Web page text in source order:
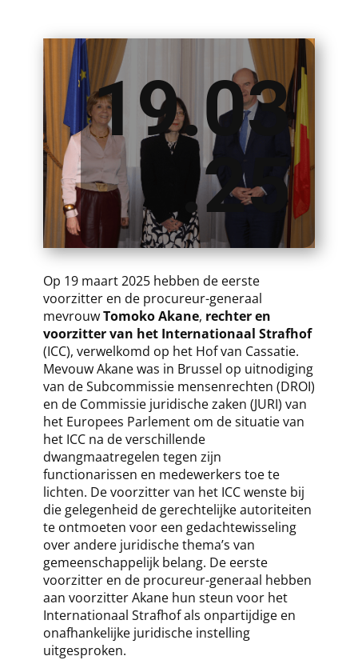
19.03
.25
​​Op 19 maart 2025 hebben de eerste
voorzitter en de procureur-generaal
mevrouwTomoko Akane, rechter en
voorzitter van het Internationaal Strafhof
(ICC), verwelkomd op het Hof van Cassatie.
Mevouw Akane was in Brussel op uitnodiging
van de Subcommissie mensenrechten (DROI)
en de Commissie juridische zaken (JURI) van
het Europees Parlement om de situatie van
het ICC na de verschillende
dwangmaatregelen tegen zijn
functionarissen en medewerkers toe te
lichten. De voorzitter van het ICC wenste bij
die gelegenheid de gerechtelijke autoriteiten
te ontmoeten voor een gedachtewisseling
over andere juridische thema’s van
gemeenschappelijk belang. De eerste
voorzitter en de procureur-generaal hebben
aan voorzitter Akane hun steun voor het
Internationaal Strafhof als onpartijdige en
onafhankelijke juridische instelling
uitgesproken.